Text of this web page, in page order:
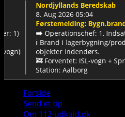
Nordjyllands Beredskab
8. Aug 2026 05:04
Førstemelding: Bygn.brand-
➡️ Operationschef: 1,
ℹ️ Brand i lagerbygning/
objekter indendørs.
🚒 Forventet: ISL-vogn + Sprøjte
Station: Aalborg
Primary
Menu
Forside
Send et tip
Om 112-udkald.dk